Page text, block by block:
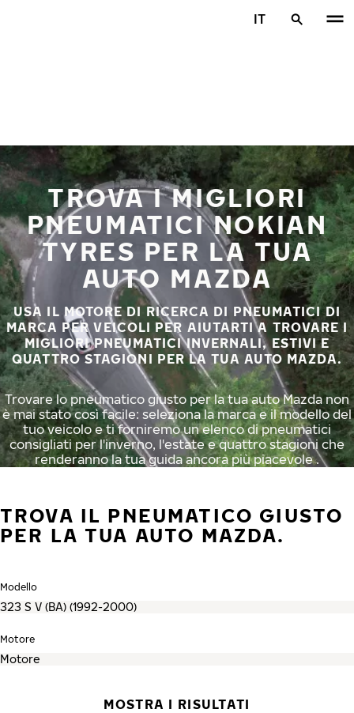
IT
TROVA I MIGLIORI
PNEUMATICI NOKIAN
TYRES PER LA TUA
AUTO MAZDA
USA IL MOTORE DI RICERCA DI PNEUMATICI DI
MARCA PER VEICOLI PER AIUTARTI A TROVARE I
MIGLIORI PNEUMATICI INVERNALI, ESTIVI E
QUATTRO STAGIONI PER LA TUA AUTO MAZDA.
Trovare lo pneumatico giusto per la tua auto Mazda non
è mai stato così facile: seleziona la marca e il modello del
tuo veicolo e ti forniremo un elenco di pneumatici
consigliati per l'inverno, l'estate e quattro stagioni che
renderanno la tua guida ancora più piacevole .
TROVA IL PNEUMATICO GIUSTO
PER LA TUA AUTO MAZDA.
Modello
Motore
MOSTRA I RISULTATI